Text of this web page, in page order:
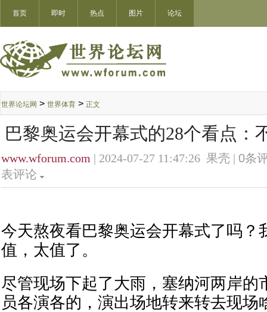
首页 即时 热点 图片 论坛
世界论坛网 > 世界体育 > 正文
巴黎奥运会开幕式的28个看点：
www.wforum.com | 2024-07-27 11:47:26 果壳 | 0条
表评论
今天熬夜看巴黎奥运会开幕式了吗？
值，太值了。
尽管现场下起了大雨，塞纳河两岸的
员各演各的，演出场地转来转去现场